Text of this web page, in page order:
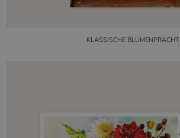
KLASSISCHE BLUMENPRACHT